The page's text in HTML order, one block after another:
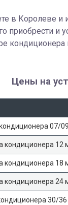
в Королеве и
приобрести и
кондиционера
Цены на
07/
кондиционера 12
кондиционера 18
кондиционера 24
30/